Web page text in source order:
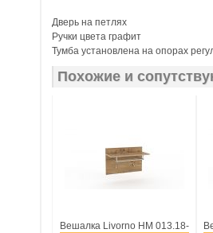
Дверь на петлях
Ручки цвета графит
Тумба установлена на опорах
Похожие и
Вешалка Livorno НМ 013.18-